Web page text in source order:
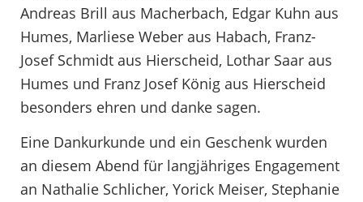
Andreas Brill aus Macherbach, Edgar Kuhn aus
Humes, Marliese Weber aus Habach, Franz-
Josef Schmidt aus Hierscheid, Lothar Saar aus
Humes und Franz Josef König aus Hierscheid
besonders ehren und danke sagen.
Eine Dankurkunde und ein Geschenk wurden
an diesem Abend für langjähriges Engagement
an Nathalie Schlicher, Yorick Meiser, Stephanie